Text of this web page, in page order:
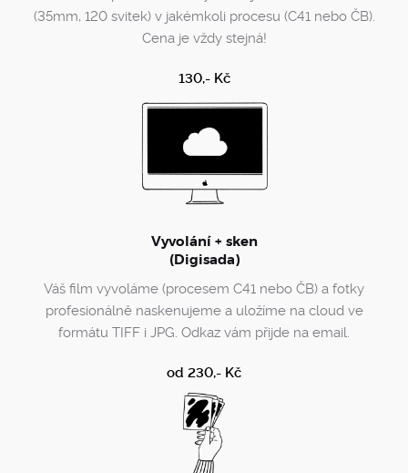
(35mm, 120 svitek) v jakémkoli procesu (C41 nebo ČB).
Cena je vždy stejná!
130,- Kč
Vyvolání + sken
(Digisada)
Váš film vyvoláme (procesem C41 nebo ČB) a fotky
profesionálně naskenujeme a uložíme na cloud ve
formátu TIFF i JPG. Odkaz vám přijde na email.
od 230,- Kč